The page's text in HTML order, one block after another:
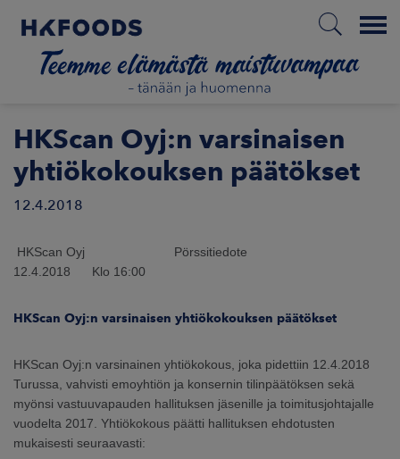
Menu
ETUSIVU
MEISTÄ
HKScan Oyj:n varsinaisen
yhtiökokouksen päätökset
12.4.2018
HKScan Oyj Pörssitiedote
12.4.2018 Klo 16:00
HKScan Oyj:n varsinaisen yhtiökokouksen päätökset
HKScan Oyj:n varsinainen yhtiökokous, joka pidettiin 12.4.2018
Turussa, vahvisti emoyhtiön ja konsernin tilinpäätöksen sekä
myönsi vastuuvapauden hallituksen jäsenille ja toimitusjohtajalle
vuodelta 2017. Yhtiökokous päätti hallituksen ehdotusten
mukaisesti seuraavasti: